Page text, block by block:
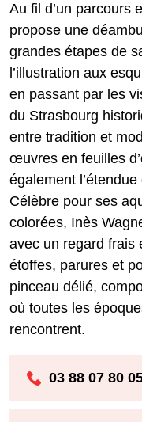
Au fil d’un parcours
propose une
grandes étapes de
l’illustration aux
en passant par les
du Strasbourg
entre tradition et
œuvres en feuilles
également
Célèbre pour ses
colorées, Inès
avec un regard frais
étoffes, parures et
pinceau délié,
où toutes les
rencontrent.
03 88 07 80